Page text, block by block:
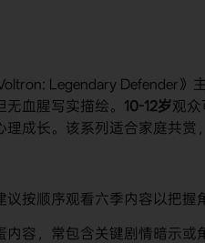
Voltron: Legendary Defender》
血腥写实描绘。​ ​10-12岁​观众
成长。该系列适合家庭共赏
按顺序观看六季内容以把握
容，常包含关键剧情暗示或